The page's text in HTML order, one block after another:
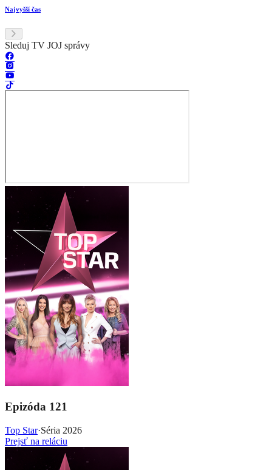
Najvyšší čas
Sleduj TV JOJ správy
Epizóda 121
Top Star·Séria 2026
Prejsť na reláciu